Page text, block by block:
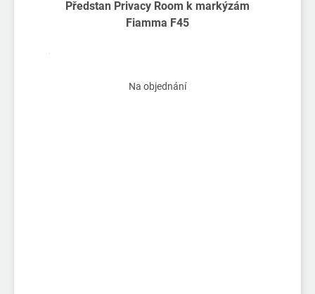
Předstan Privacy Room k markýzám
Fiamma F45
Na objednání